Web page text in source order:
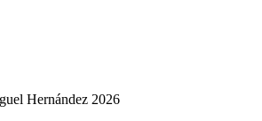
Hernández 2026